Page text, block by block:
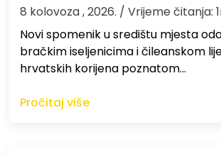
8 kolovoza , 2026. / Vrijeme čitanja:
Novi spomenik u središtu mjesta
bračkim iseljenicima i čileanskom
hrvatskih korijena poznatom…
Pročitaj više